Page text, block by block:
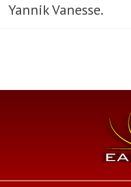
Yannik Vanesse.